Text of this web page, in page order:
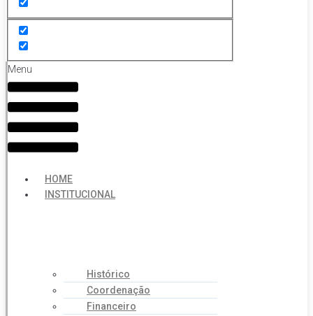
Menu
HOME
INSTITUCIONAL
Histórico
Coordenação
Financeiro